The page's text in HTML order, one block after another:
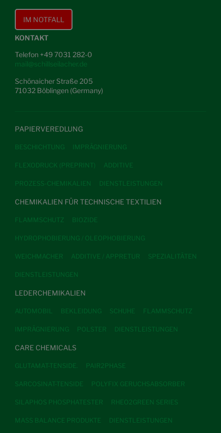
IM NOTFALL
KONTAKT
Telefon +49 7031 282-0
mail@schillseilacher.de
Schönaicher Straße 205
71032 Böblingen (Germany)
PAPIERVEREDLUNG
BESCHICHTUNG IMPRÄGNIERUNG
FLEXODRUCK (PREPRINT) ADDITIVE
PROZESS-CHEMIKALIEN DIENSTLEISTUNGEN
CHEMIKALIEN FÜR TECHNISCHE TEXTILIEN
FLAMMSCHUTZ BIOZIDE
HYDROPHOBIERUNG / OLEOPHOBIERUNG
WEICHMACHER ADDITIVE / APPRETUR SPEZIALITÄTEN
DIENSTLEISTUNGEN
LEDERCHEMIKALIEN
AUTOMOBIL BEKLEIDUNG SCHUHE FLAMMSCHUTZ
IMPRÄGNIERUNG POLSTER DIENSTLEISTUNGEN
CARE CHEMICALS
GLUTAMAT-TENSIDE. PAIR2PHASE
SARCOSINAT-TENSIDE POLYFIX GERUCHSABSORBER
SILAPHOS PHOSPHATESTER RHEO2GREEN SERIES
MASS BALANCE PRODUKTE DIENSTLEISTUNGEN